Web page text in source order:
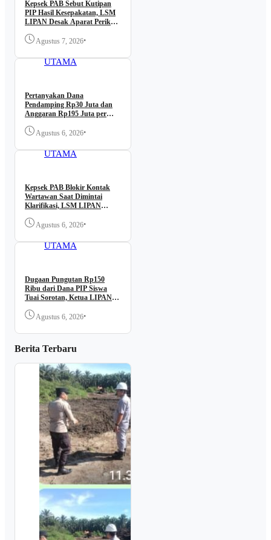
Kepsek PAB Sebut Kutipan
PIP Hasil Kesepakatan, LSM
LIPAN Desak Aparat Periksa
Agustus 7, 2026•
BERITA
UTAMA
Pertanyakan Dana
Pendamping Rp30 Juta dan
Anggaran Rp195 Juta per
Kantor BBWS Sumatera II
Agustus 6, 2026•
BERITA
UTAMA
Kepsek PAB Blokir Kontak
Wartawan Saat Dimintai
Klarifikasi, LSM LIPAN
DiusutAgustus 6, 2026•
BERITA
UTAMA
Dugaan Pungutan Rp150
Ribu dari Dana PIP Siswa
Tuai Sorotan, Ketua LIPAN
Bertindak
Agustus 6, 2026•
Berita Terbaru